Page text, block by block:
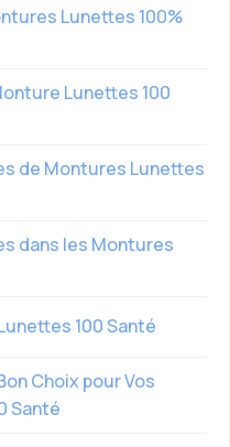
Lunettes 100%
Lunettes 100
de Montures Lunettes
dans les Montures
100 Santé
Choix pour Vos
Santé